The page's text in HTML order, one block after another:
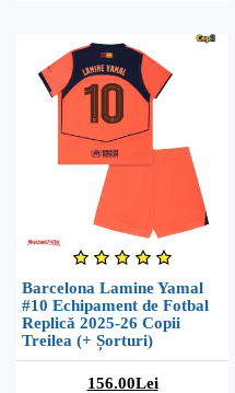
Barcelona Lamine Yamal
#10 Echipament de Fotbal
Replică 2025-26 Copii
Treilea (+ Șorturi)
156.00Lei